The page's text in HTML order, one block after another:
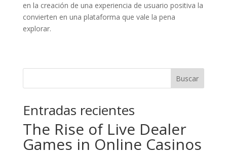
en la creación de una experiencia de usuario positiva la
convierten en una plataforma que vale la pena
explorar.
Buscar
Entradas recientes
The Rise of Live Dealer
Games in Online Casinos